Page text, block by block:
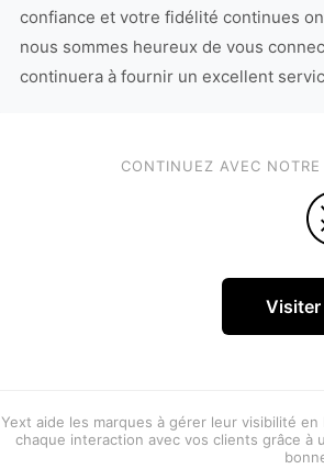
confiance et votre fidélité continues
nous sommes heureux de vous
continuera à fournir un excellent
CONTINUEZ AVEC
Visiter
Yext aide les marques à gérer leur visibilité
chaque interaction avec vos clients grâce